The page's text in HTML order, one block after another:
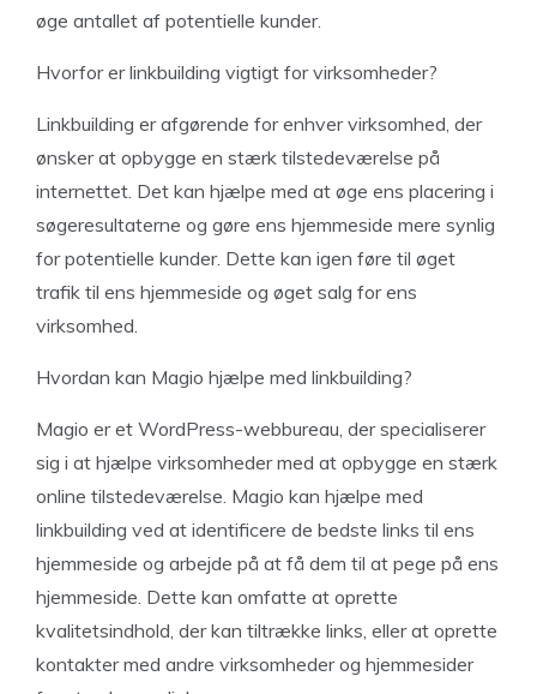
øge antallet af potentielle kunder.
Hvorfor er linkbuilding vigtigt for virksomheder?
Linkbuilding er afgørende for enhver virksomhed, der
ønsker at opbygge en stærk tilstedeværelse på
internettet. Det kan hjælpe med at øge ens placering i
søgeresultaterne og gøre ens hjemmeside mere synlig
for potentielle kunder. Dette kan igen føre til øget
trafik til ens hjemmeside og øget salg for ens
virksomhed.
Hvordan kan Magio hjælpe med linkbuilding?
Magio er et WordPress-webbureau, der specialiserer
sig i at hjælpe virksomheder med at opbygge en stærk
online tilstedeværelse. Magio kan hjælpe med
linkbuilding ved at identificere de bedste links til ens
hjemmeside og arbejde på at få dem til at pege på ens
hjemmeside. Dette kan omfatte at oprette
kvalitetsindhold, der kan tiltrække links, eller at oprette
kontakter med andre virksomheder og hjemmesider